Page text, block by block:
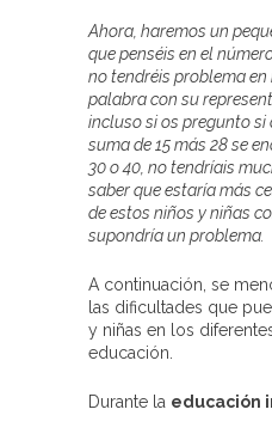
Ahora, haremos un
que penséis en el
no tendréis problema
palabra con su
incluso si os pregunto
suma de 15 más 28 se
30 o 40, no tendríais
saber que estaría más
de estos niños y niñas
supondría un problema.
A continuación, se
las dificultades que
y niñas en los
educación.
Durante la educación